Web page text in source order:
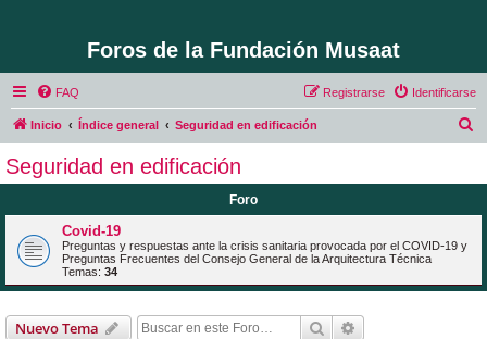
Foros de la Fundación Musaat
FAQ Identificarse
Registrarse
Inicio Índice general Seguridad en edificación
Seguridad en edificación
Foro
Covid-19
Preguntas y respuestas ante la crisis sanitaria provocada por el COVID-19 y
Preguntas Frecuentes del Consejo General de la Arquitectura Técnica
Temas: 34
Nuevo Tema Buscar